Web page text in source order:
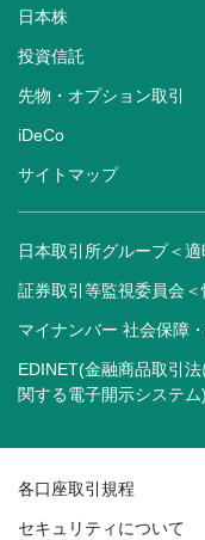
日本株
投資信託
先物・オプション取引
iDeCo
サイトマップ
日本取引所グループ＜
証券取引等監視委員会＜
マイナンバー 社会保障
EDINET(金融商品取引
関する電子開示システム)
各口座取引規程
セキュリティについて